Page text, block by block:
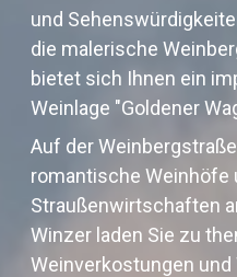
und
die malerische
bietet sich Ihnen ein
Weinlage "Goldener
Auf der
romantische Weinhöfe
Straußenwirtschaften
Winzer laden Sie zu
Weinverkostungen